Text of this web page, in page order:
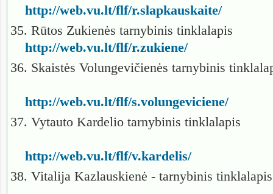
http://web.vu.lt/flf/r.slapkauskaite/
35. Rūtos Zukienės tarnybinis tinklalapis
http://web.vu.lt/flf/r.zukiene/
36. Skaistės Volungevičienės tarnybinis
http://web.vu.lt/flf/s.volungeviciene/
37. Vytauto Kardelio tarnybinis tinklalapis
http://web.vu.lt/flf/v.kardelis/
38. Vitalija Kazlauskienė - tarnybinis